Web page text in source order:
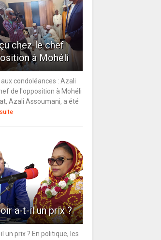
chez le chef
à Mohéli
condoléances : Azali
de l'opposition à Mohéli
Azali Assoumani, a été
a-t-il un prix ?
il un prix ? En politique, les